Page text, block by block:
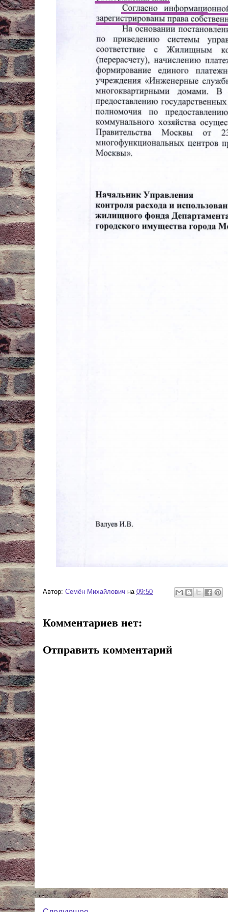
Автор: Cемён Михайлович на 09:50
Комментариев нет:
Отправить комментарий